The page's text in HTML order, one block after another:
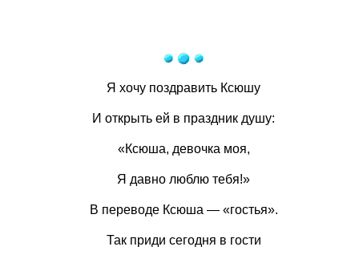
Я хочу поздравить Ксюшу
И открыть ей в праздник душу:
«Ксюша, девочка моя,
Я давно люблю тебя!»
В переводе Ксюша — «гостья».
Так приди сегодня в гости